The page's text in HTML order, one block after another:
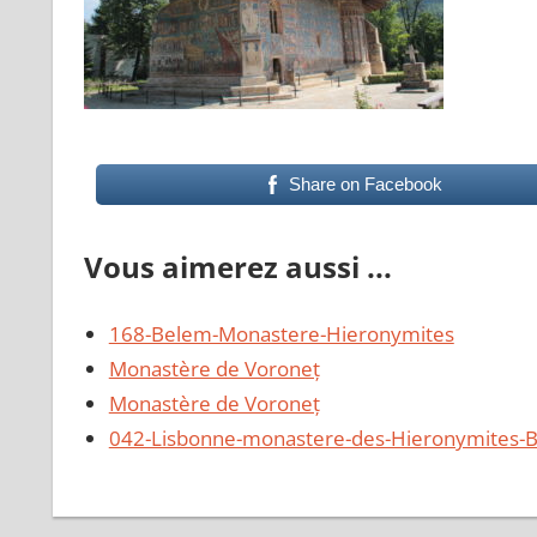
Share on Facebook
Vous aimerez aussi ...
168-Belem-Monastere-Hieronymites
Monastère de Voroneț
Monastère de Voroneț
042-Lisbonne-monastere-des-Hieronymites-